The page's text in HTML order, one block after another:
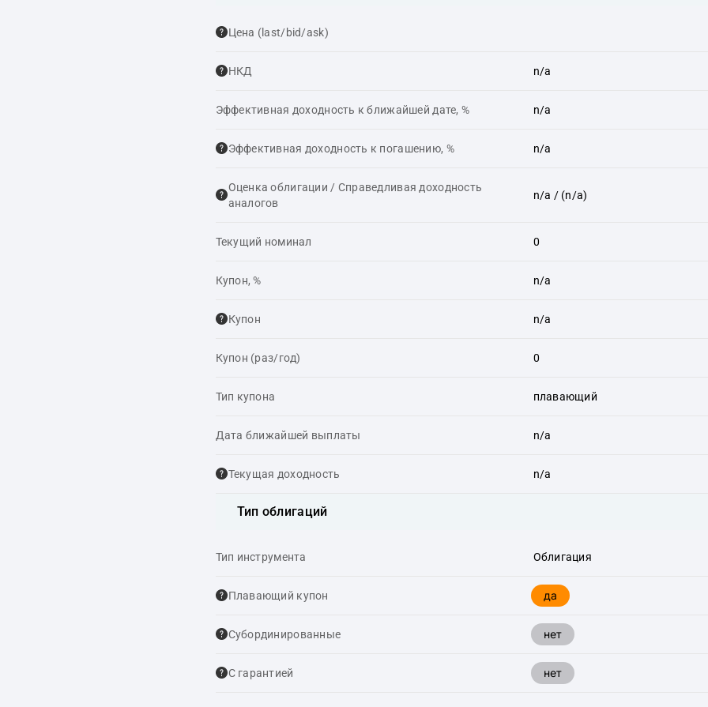
Цена (last/bid/ask)
НКД n/a
Эффективная доходность к ближайшей дате, % n/a
Эффективная доходность к погашению, % n/a
Оценка облигации / Справедливая доходность
аналогов
n/a / (n/a)
Текущий номинал 0
Купон, % n/a
Купон n/a
Купон (раз/год) 0
Тип купона плавающий
Дата ближайшей выплаты n/a
Текущая доходность n/a
Тип облигаций
Тип инструмента Облигация
Плавающий купон да
Cубординированные нет
С гарантией нет